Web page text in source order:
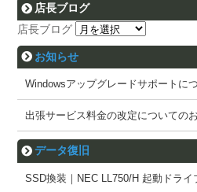
店長ブログ
店長ブログ
お知らせ
Windowsアップグレードサポートに
出張サービス料金の改定についての
データ復旧
SSD換装｜NEC LL750/H 起動ドライ